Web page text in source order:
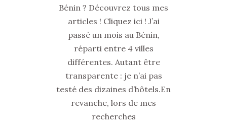
Bénin ? Découvrez tous mes
articles ! Cliquez ici ! J’ai
passé un mois au Bénin,
réparti entre 4 villes
différentes. Autant être
transparente : je n’ai pas
testé des dizaines d’hôtels.En
revanche, lors de mes
recherches